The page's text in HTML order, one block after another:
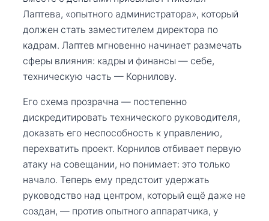
Лаптева, «опытного администратора», который
должен стать заместителем директора по
кадрам. Лаптев мгновенно начинает размечать
сферы влияния: кадры и финансы — себе,
техническую часть — Корнилову.
Его схема прозрачна — постепенно
дискредитировать технического руководителя,
доказать его неспособность к управлению,
перехватить проект. Корнилов отбивает первую
атаку на совещании, но понимает: это только
начало. Теперь ему предстоит удержать
руководство над центром, который ещё даже не
создан, — против опытного аппаратчика, у